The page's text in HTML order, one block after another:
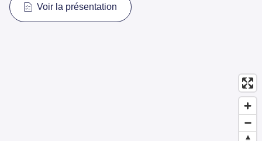
Voir la présentation